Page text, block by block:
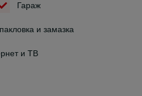
Гараж
и замазка
и ТВ